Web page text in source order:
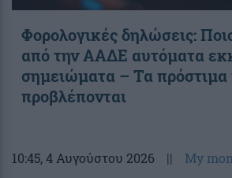
Φορολογικές δηλώσεις:
από την ΑΑΔΕ αυτόματα
σημειώματα – Τα πρόστιμα
προβλέπονται
10:45, 4 Αυγούστου 2026 || My